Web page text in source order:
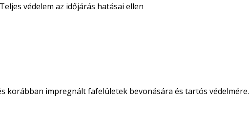
védelem az időjárás hatásai ellen
korábban impregnált fafelületek bevonására és tartós védelmére.